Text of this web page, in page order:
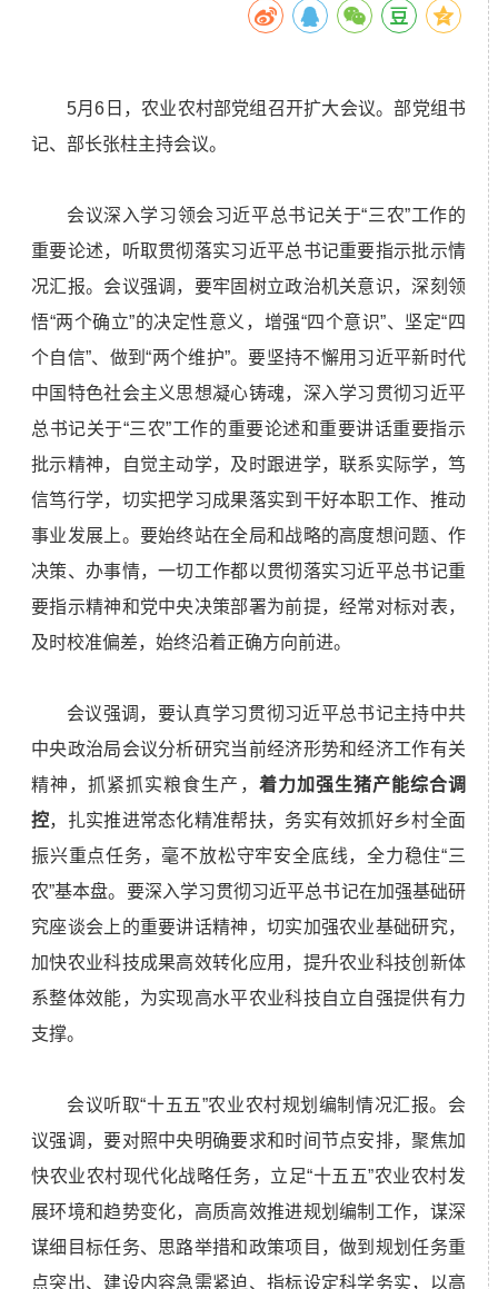
5月6日，农业农村部党组召开扩大会议。部党组书
记、部长张柱主持会议。
会议深入学习领会习近平总书记关于“三农”工作的
重要论述，听取贯彻落实习近平总书记重要指示批示情
况汇报。会议强调，要牢固树立政治机关意识，深刻领
悟“两个确立”的决定性意义，增强“四个意识”、坚定“四
个自信”、做到“两个维护”。要坚持不懈用习近平新时代
中国特色社会主义思想凝心铸魂，深入学习贯彻习近平
总书记关于“三农”工作的重要论述和重要讲话重要指示
批示精神，自觉主动学，及时跟进学，联系实际学，笃
信笃行学，切实把学习成果落实到干好本职工作、推动
事业发展上。要始终站在全局和战略的高度想问题、作
决策、办事情，一切工作都以贯彻落实习近平总书记重
要指示精神和党中央决策部署为前提，经常对标对表，
及时校准偏差，始终沿着正确方向前进。
会议强调，要认真学习贯彻习近平总书记主持中共
中央政治局会议分析研究当前经济形势和经济工作有关
精神，抓紧抓实粮食生产， 着力加强生猪产能综合调
控，扎实推进常态化精准帮扶，务实有效抓好乡村全面
振兴重点任务，毫不放松守牢安全底线，全力稳住“三
农”基本盘。要深入学习贯彻习近平总书记在加强基础研
究座谈会上的重要讲话精神，切实加强农业基础研究，
加快农业科技成果高效转化应用，提升农业科技创新体
系整体效能，为实现高水平农业科技自立自强提供有力
支撑。
会议听取“十五五”农业农村规划编制情况汇报。会
议强调，要对照中央明确要求和时间节点安排，聚焦加
快农业农村现代化战略任务，立足“十五五”农业农村发
展环境和趋势变化，高质高效推进规划编制工作，谋深
谋细目标任务、思路举措和政策项目，做到规划任务重
点突出、建设内容急需紧迫、指标设定科学务实，以高